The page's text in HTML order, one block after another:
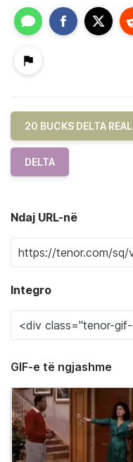
20 BUCKS DELTA REAL
DELTA
Ndaj URL-në
Integro
GIF-e të ngjashme